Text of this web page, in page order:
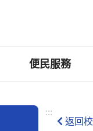
便民服務
:::
返回